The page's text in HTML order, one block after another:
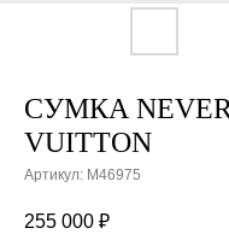
СУМКА
VUITTON
Артикул: M46975
255 000 ₽